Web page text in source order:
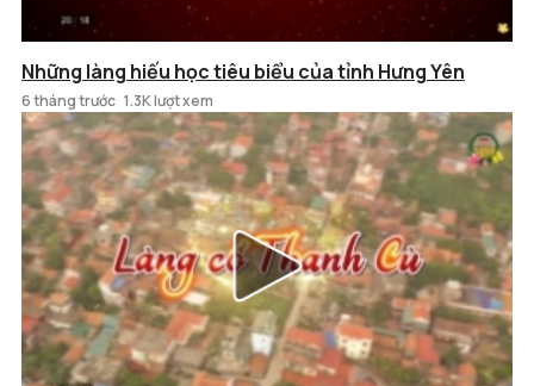
Những làng hiếu học tiêu biểu của tỉnh Hưng Yên
6 tháng trước 1.3K lượt xem